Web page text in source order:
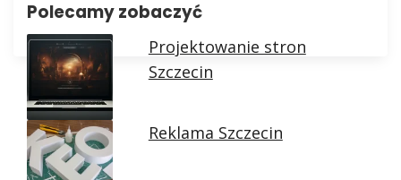
Polecamy zobaczyć
Projektowanie stron
Szczecin
Reklama Szczecin